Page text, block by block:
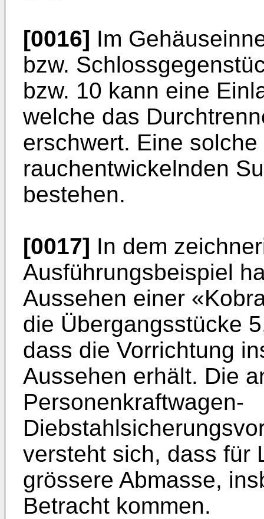
[0016] Im
bzw.
bzw. 10 kann eine
welche das
erschwert. Eine
rauchentwickelnden
bestehen.
[0017] In dem
Ausführungsbeispiel
Aussehen einer
die Übergangsstücke
dass die Vorrichtung
Aussehen erhält. Die
Personenkraftwagen-
versteht sich, dass für
grössere Abmasse,
Betracht kommen.